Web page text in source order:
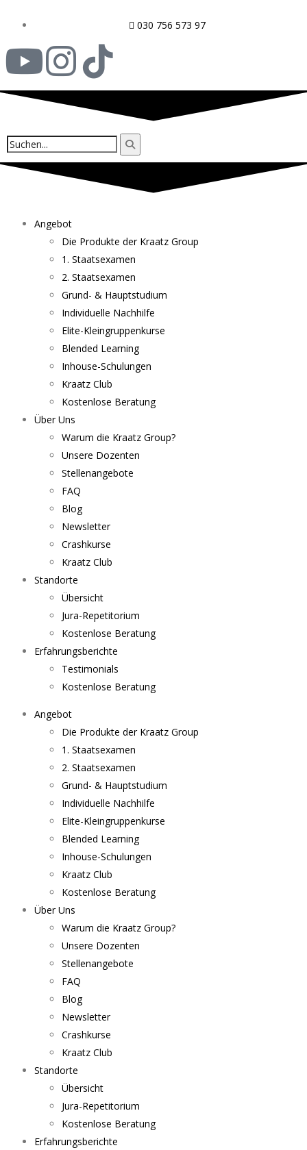
030 756 573 97
Angebot
Die Produkte der Kraatz Group
1. Staatsexamen
2. Staatsexamen
Grund- & Hauptstudium
Individuelle Nachhilfe
Elite-Kleingruppenkurse
Blended Learning
Inhouse-Schulungen
Kraatz Club
Kostenlose Beratung
Über Uns
Warum die Kraatz Group?
Unsere Dozenten
Stellenangebote
FAQ
Blog
Newsletter
Crashkurse
Kraatz Club
Standorte
Übersicht
Jura-Repetitorium
Kostenlose Beratung
Erfahrungsberichte
Testimonials
Kostenlose Beratung
Angebot
Die Produkte der Kraatz Group
1. Staatsexamen
2. Staatsexamen
Grund- & Hauptstudium
Individuelle Nachhilfe
Elite-Kleingruppenkurse
Blended Learning
Inhouse-Schulungen
Kraatz Club
Kostenlose Beratung
Über Uns
Warum die Kraatz Group?
Unsere Dozenten
Stellenangebote
FAQ
Blog
Newsletter
Crashkurse
Kraatz Club
Standorte
Übersicht
Jura-Repetitorium
Kostenlose Beratung
Erfahrungsberichte